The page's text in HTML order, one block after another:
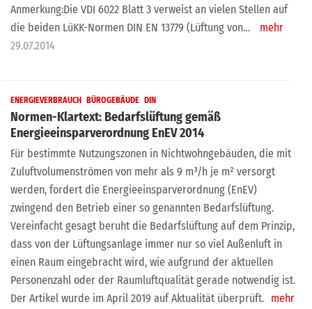
Anmerkung:Die VDI 6022 Blatt 3 verweist an vielen Stellen auf
die beiden LüKK-Normen DIN EN 13779 (Lüftung von…
mehr
29.07.2014
ENERGIEVERBRAUCH BÜROGEBÄUDE DIN
Normen-Klartext: Bedarfslüftung gemäß
Energieeinsparverordnung EnEV 2014
Für bestimmte Nutzungszonen in Nichtwohngebäuden, die mit
Zuluftvolumenströmen von mehr als 9 m³/h je m² versorgt
werden, fordert die Energieeinsparverordnung (EnEV)
zwingend den Betrieb einer so genannten Bedarfslüftung.
Vereinfacht gesagt beruht die Bedarfslüftung auf dem Prinzip,
dass von der Lüftungsanlage immer nur so viel Außenluft in
einen Raum eingebracht wird, wie aufgrund der aktuellen
Personenzahl oder der Raumluftqualität gerade notwendig ist.
Der Artikel wurde im April 2019 auf Aktualität überprüft. mehr